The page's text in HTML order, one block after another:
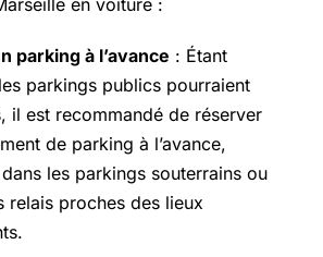
en voiture :
parking à l’avance : Étant
parkings publics pourraient
il est recommandé de réserver
de parking à l’avance,
les parkings souterrains ou
relais proches des lieux